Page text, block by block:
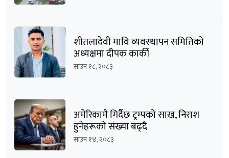
शीतलादेवी मावि व्यवस्थापन समितिको
अध्यक्षमा दीपक कार्की
साउन १८, २०८३
अमेरिकामै गिर्दैछ ट्रम्पको साख, निराश
हुनेहरूको संख्या बढ्दै
साउन १४, २०८३